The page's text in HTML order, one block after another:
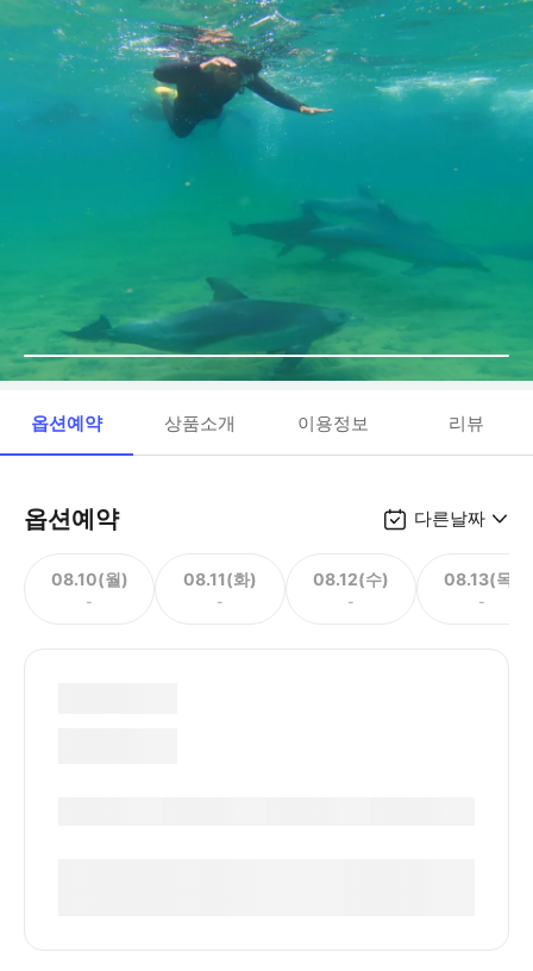
옵션예약 상품소개 이용정보 리뷰
옵션예약 다른날짜
08.10(월)
-
08.11(화)
-
08.12(수)
-
08.13(목)
-